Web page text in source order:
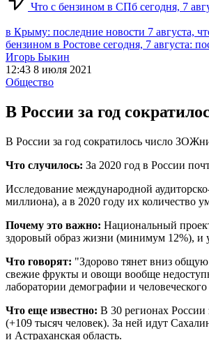
Что с бензином в СПб сегодня, 7
в Крыму: последние новости 7 августа,
бензином в Ростове сегодня, 7 августа:
Игорь Быкин
12:43 8 июля 2021
Общество
В России за год
В России за год сократилось число
Что случилось: За 2020 год в России
Исследование международной
миллиона), а в 2020 году их количество
Почему это важно: Национальный
здоровый образ жизни (минимум 12%), и
Что говорят: "Здорово тянет вниз
свежие фрукты и овощи вообще
лаборатории демографии и
Что еще известно: В 30 регионах
(+109 тысяч человек). За ней идут
и Астраханская область.